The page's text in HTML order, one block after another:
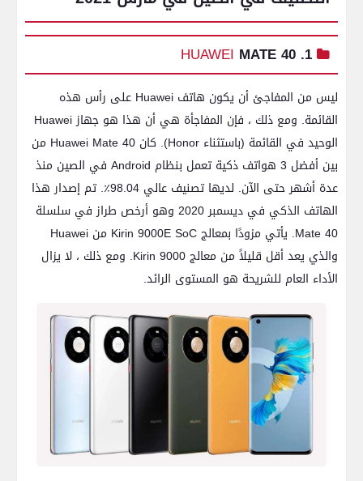
1.
HUAWEI MATE 40
ليس من المفاجئ أن يكون هاتف Huawei على رأس هذه
القائمة. ومع ذلك ، فإن المفاجأة هي أن هذا هو جهاز Huawei
الوحيد في القائمة (باستثناء Honor). كان Huawei Mate 40 من
بين أفضل 3 هواتف ذكية تعمل بنظام Android في الصين منذ
عدة أشهر حتى الآن. لديها تصنيف عالي 98.04٪. تم إصدار هذا
الهاتف الذكي في ديسمبر 2020 وهو أرخص طراز في سلسلة
Mate 40. يأتي مزودًا بمعالج Kirin 9000E SoC من Huawei
والذي يعد أقل قليلاً من معالج Kirin 9000. ومع ذلك ، لا يزال
الأداء العام للشريحة هو المستوى الرائد.